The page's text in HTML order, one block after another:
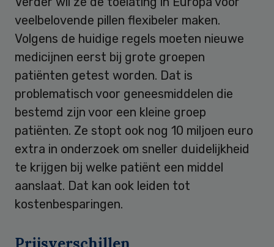
veelbelovende pillen flexibeler maken.
Volgens de huidige regels moeten nieuwe
medicijnen eerst bij grote groepen
patiënten getest worden. Dat is
problematisch voor geneesmiddelen die
bestemd zijn voor een kleine groep
patiënten. Ze stopt ook nog 10 miljoen euro
extra in onderzoek om sneller duidelijkheid
te krijgen bij welke patiënt een middel
aanslaat. Dat kan ook leiden tot
kostenbesparingen.